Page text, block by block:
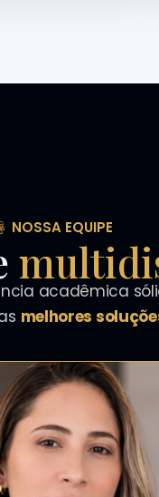
NOSSA EQUIPE
acadêmica
melhores